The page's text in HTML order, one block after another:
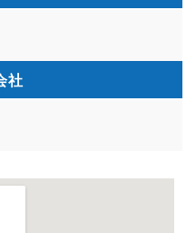
社